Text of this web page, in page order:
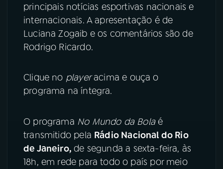
YouTube Facebook
Instagram X
principais notícias esportivas nacionais e
internacionais. A apresentação é de
Luciana Zogaib e os comentários são de
Rodrigo Ricardo.
Clique no playeracima e ouça o
programa na íntegra.
O programa No Mundo da Bolaé
transmitido pela Rádio Nacional do Rio
de Janeiro,de segunda a sexta-feira, às
18h, em rede para todo o país por meio